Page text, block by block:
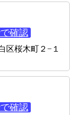
確認
区桜木町２−１
確認